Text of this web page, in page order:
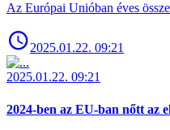
Az Európai Unióban éves
2025.01.22. 09:21
2025.01.22. 09:21
2024-ben az EU-ban nőtt az